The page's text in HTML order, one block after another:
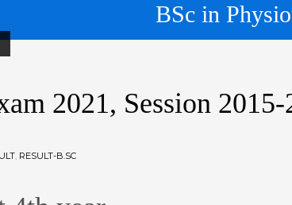
BSc in
2021, Session 2015-
, RESULT-B.SC